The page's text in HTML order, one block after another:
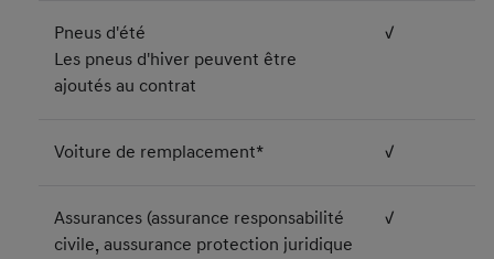
Pneus d'été
Les pneus d'hiver peuvent être
ajoutés au contrat
√
Voiture de remplacement* √
Assurances (assurance responsabilité
civile, aussurance protection juridique
√